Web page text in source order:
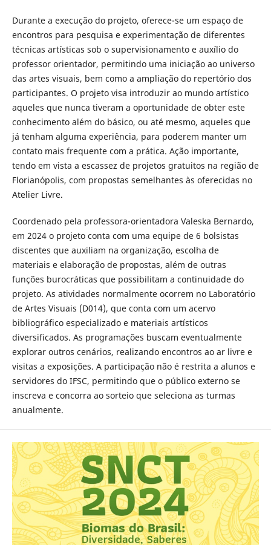
Durante a execução do projeto, oferece-se um espaço de
encontros para pesquisa e experimentação de diferentes
técnicas artísticas sob o supervisionamento e auxílio do
professor orientador, permitindo uma iniciação ao universo
das artes visuais, bem como a ampliação do repertório dos
participantes. O projeto visa introduzir ao mundo artístico
aqueles que nunca tiveram a oportunidade de obter este
conhecimento além do básico, ou até mesmo, aqueles que
já tenham alguma experiência, para poderem manter um
contato mais frequente com a prática. Ação importante,
tendo em vista a escassez de projetos gratuitos na região de
Florianópolis, com propostas semelhantes às oferecidas no
Atelier Livre.
Coordenado pela professora-orientadora Valeska Bernardo,
em 2024 o projeto conta com uma equipe de 6 bolsistas
discentes que auxiliam na organização, escolha de
materiais e elaboração de propostas, além de outras
funções burocráticas que possibilitam a continuidade do
projeto. As atividades normalmente ocorrem no Laboratório
de Artes Visuais (D014), que conta com um acervo
bibliográfico especializado e materiais artísticos
diversificados. As programações buscam eventualmente
explorar outros cenários, realizando encontros ao ar livre e
visitas a exposições. A participação não é restrita a alunos e
servidores do IFSC, permitindo que o público externo se
inscreva e concorra ao sorteio que seleciona as turmas
anualmente.